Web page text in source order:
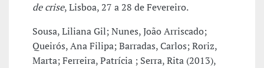
de crise, Lisboa, 27 a 28 de Fevereiro.
Sousa, Liliana Gil; Nunes, João Arriscado;
Queirós, Ana Filipa; Barradas, Carlos; Roriz,
Marta; Ferreira, Patrícia ; Serra, Rita (2013),